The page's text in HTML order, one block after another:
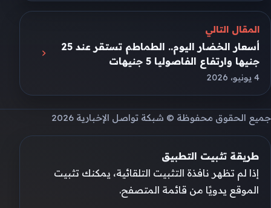
المقال التالي
أسعار الخضار اليوم.. الطماطم تستقر عند 25
جنيها وارتفاع الفاصوليا 5 جنيهات
4 يونيو، 2026
جميع الحقوق محفوظة © شبكة تواصل الإخبارية 2026
طريقة تثبيت التطبيق
إذا لم تظهر نافذة التثبيت التلقائية، يمكنك تثبيت
الموقع يدويًا من قائمة المتصفح.